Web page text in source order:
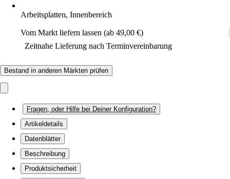
Arbeitsplatten, Innenbereich
Vom Markt liefern lassen (ab 49,00 €)
Zeitnahe Lieferung nach Terminvereinbarung
Bestand in anderen Märkten prüfen
Fragen, oder Hilfe bei Deiner Konfiguration?
Artikeldetails
Datenblätter
Beschreibung
Produktsicherheit